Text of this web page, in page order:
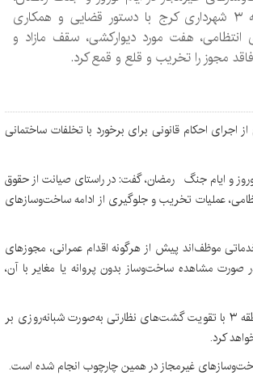
منطقه ۳ شهرداری کرج با دستور قضایی و همکاری
انتظامی، هفت مورد دیوارکشی، سقف مازاد و
مجوز را تخریب و قلع و قمع کرد.
از اجرای احکام قانونی برای برخورد با تخلفات ساختمانی
و ایام جنگ رمضان، گفت: در راستای صیانت از حقوق
عملیات تخریب و جلوگیری از ادامه ساخت‌وسازهای
موظف‌اند پیش از هرگونه اقدام عمرانی، مجوزهای
مشاهده ساخت‌وساز بدون پروانه یا مغایر با آن،
صفدری تأکید کرد: حوزه پیشگیری و رفع تخلفات شهری منطقه ۳ با تقویت گشت‌های نظارتی به‌صورت شبانه‌روزی بر
کرد.
غیرمجاز در همین چارچوب انجام شده است.